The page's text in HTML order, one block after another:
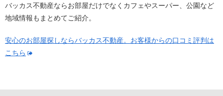
バッカス不動産ならお部屋だけでなくカフェやスーパー、公園など
地域情報もまとめてご紹介。
安心のお部屋探しならバッカス不動産。お客様からの口コミ評判は
こちら